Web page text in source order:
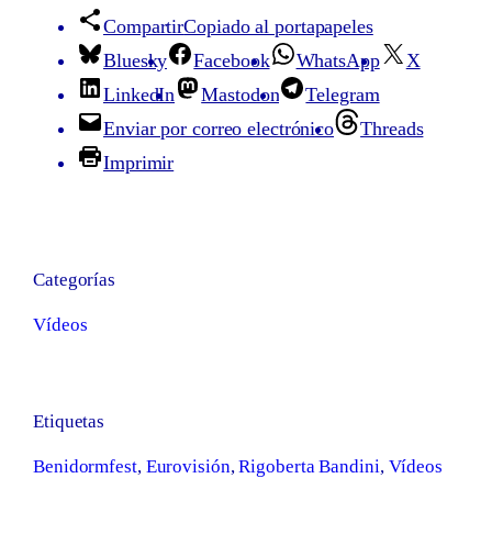
CompartirCopiado al portapapeles
Bluesky
Facebook WhatsApp
X
LinkedIn
Mastodon
Telegram
Enviar por correo electrónico
Threads
Imprimir
Categorías
Vídeos
Etiquetas
Benidormfest, Eurovisión,Rigoberta Bandini, Vídeos